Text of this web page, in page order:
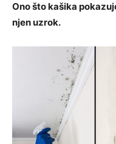
Ono što kašika
njen uzrok.